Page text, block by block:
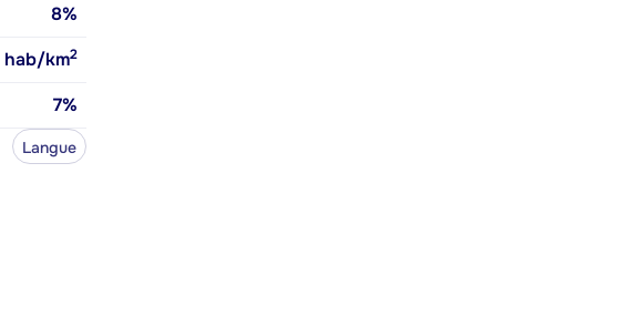
8%
hab/km2
7%
Langue